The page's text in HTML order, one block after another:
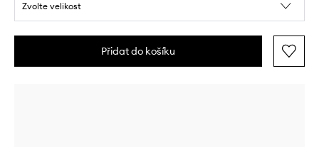
Zvolte velikost
Přidat do košíku